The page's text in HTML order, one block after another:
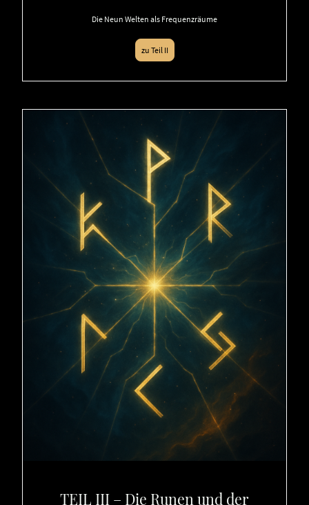
Die Neun Welten als Frequenzräume
zu Teil II
TEIL III – Die Runen und der